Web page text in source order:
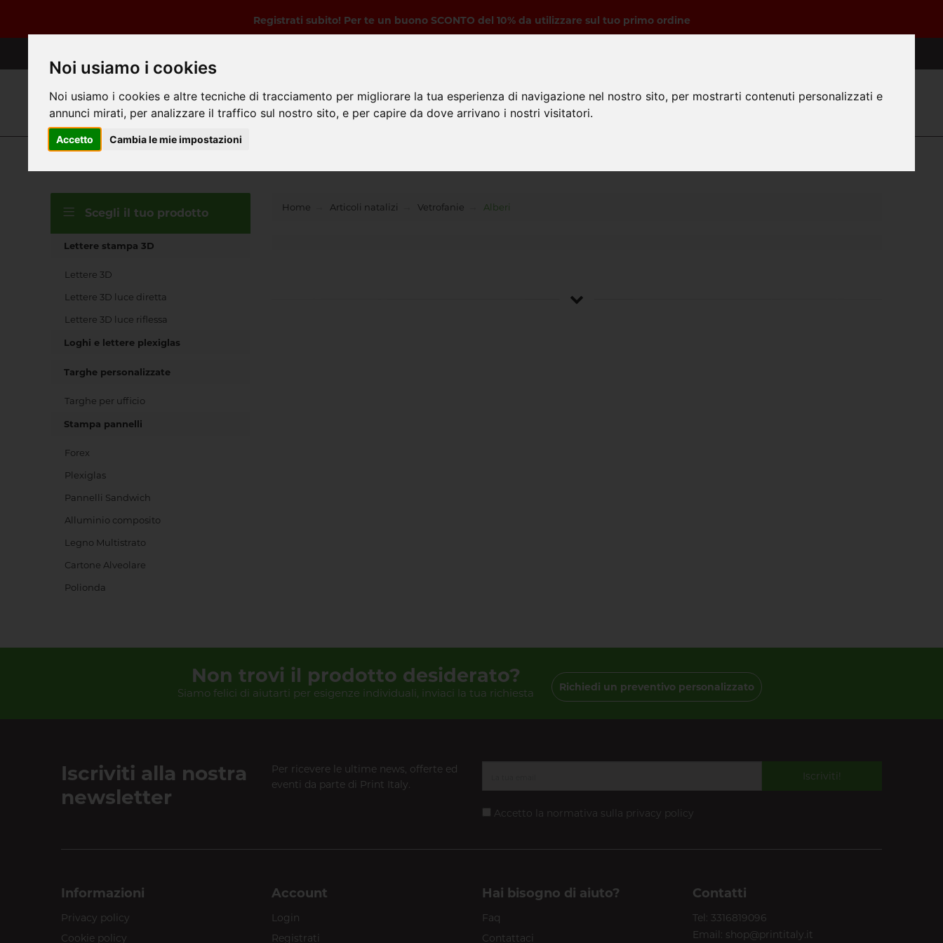
Noi usiamo i cookies
Noi usiamo i cookies e altre tecniche di tracciamento per migliorare la tua esperienza di navigazione nel nostro sito, per mostrarti contenuti personalizzati e
annunci mirati, per analizzare il traffico sul nostro sito, e per capire da dove arrivano i nostri visitatori.
Accetto Cambia le mie impostazioni
Registrati subito! Per te un buono SCONTO del 10% da utilizzare sul tuo primo ordine
Cerca
0
Scegli il tuo prodotto
Lettere stampa 3D
Lettere 3D
Lettere 3D luce diretta
Lettere 3D luce riflessa
Loghi e lettere plexiglas
Targhe personalizzate
Targhe per ufficio
Stampa pannelli
Forex
Plexiglas
Pannelli Sandwich
Alluminio composito
Legno Multistrato
Cartone Alveolare
Polionda
Home Articoli natalizi Vetrofanie Alberi
Non trovi il prodotto desiderato?
Siamo felici di aiutarti per esigenze individuali, inviaci la tua richiesta Richiedi un preventivo personalizzato
Iscriviti alla nostra
newsletter
Per ricevere le ultime news, offerte ed
eventi da parte di Print Italy.
Iscriviti!
Accetto la normativa sulla privacy policy
Informazioni
Privacy policy
Cookie policy
Account
Login
Registrati
Hai bisogno di aiuto?
Faq
Contattaci
Contatti
Tel: 3316819096
Email: shop@printitaly.it